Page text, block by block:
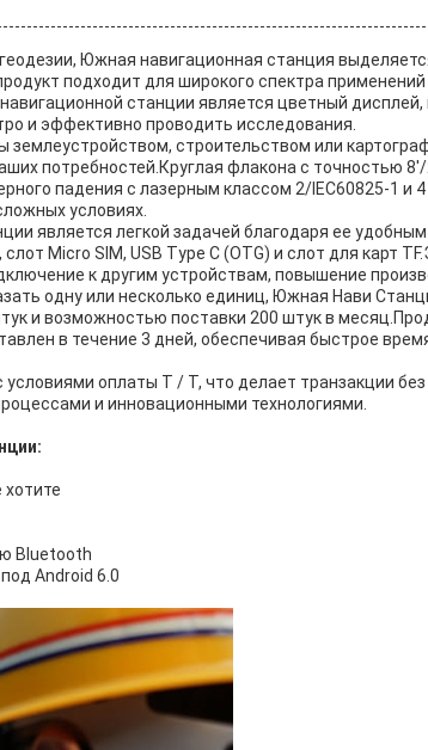
Южная навигационная станция
подходит для широкого спектра применений
станции является цветный дисплей,
и эффективно проводить исследования.
землеустройством, строительством или
потребностей.Круглая флакона с точностью
падения с лазерным классом 2/IEC60825-1 и
условиях.
является легкой задачей благодаря ее
Micro SIM, USB Type C (OTG) и слот для карт
к другим устройствам, повышение
одну или несколько единиц, Южная Нави
и возможностью поставки 200 штук в
в течение 3 дней, обеспечивая быстрое
оплаты T / T, что делает транзакции
и инновационными технологиями.
:
Bluetooth
Android 6.0